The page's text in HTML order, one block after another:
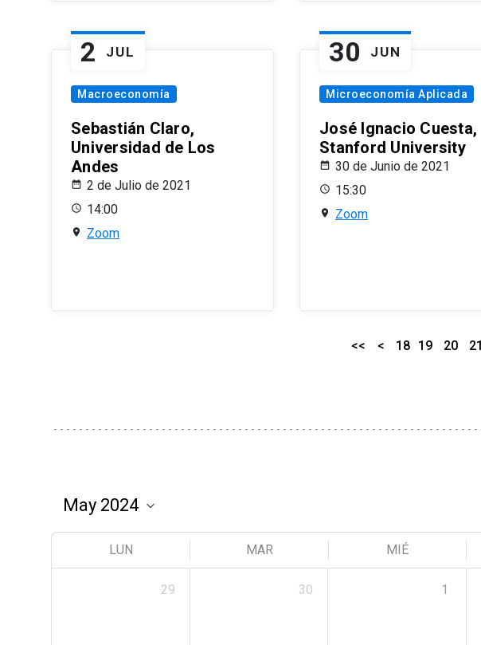
2 JUL
Macroeconomía
Sebastián Claro,
Universidad de Los
Andes
2 de Julio de 2021
14:00
Zoom
30 JUN
Microeconomía Aplicada
José Ignacio Cuesta,
Stanford University
30 de Junio de 2021
15:30
Zoom
<< < 18 19 20 21
LUN MAR MIÉ
29 30 1